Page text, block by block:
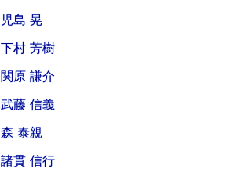
児島 晃
下村 芳樹
関原 謙介
武藤 信義
森 泰親
諸貫 信行